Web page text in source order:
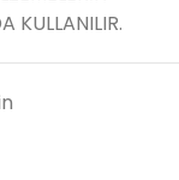
KULLANILIR.